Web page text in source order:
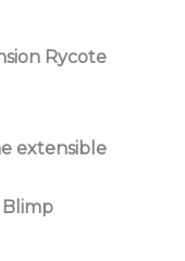
Rycote
extensible
Blimp